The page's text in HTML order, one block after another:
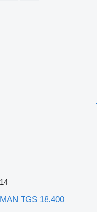
14
MAN TGS 18.400